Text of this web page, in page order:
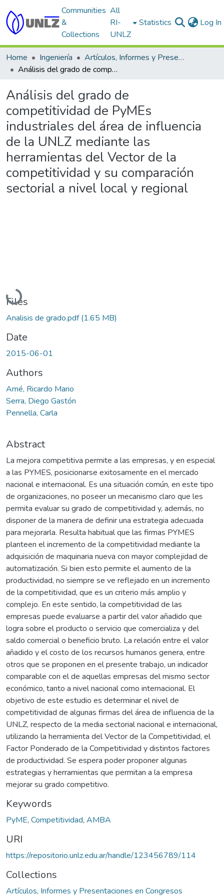
Communities
&
Collections
All
RI-
UNLZ
Statistics Log In
Home Ingeniería
Artículos, Informes y Presentaciones en Congresos
Análisis del grado de competitividad de PyMEs industriales del área de influencia de la UNLZ mediante las herramientas del Vector de la competitividad y su comparación sectorial a nivel local y regional
Análisis del grado de
competitividad de PyMEs
industriales del área de influencia
de la UNLZ mediante las
herramientas del Vector de la
competitividad y su comparación
sectorial a nivel local y regional
Loading...
Files
Analisis de grado.pdf(1.65 MB)
Date
2015-06-01
Authors
Amé, Ricardo Mario
Serra, Diego Gastón
Pennella, Carla
Abstract
La mejora competitiva permite a las empresas, y en especial
a las PYMES, posicionarse exitosamente en el mercado
nacional e internacional. Es una situación común, en este tipo
de organizaciones, no poseer un mecanismo claro que les
permita evaluar su grado de competitividad y, además, no
disponer de la manera de definir una estrategia adecuada
para mejorarla. Resulta habitual que las firmas PYMES
planteen el incremento de la competitividad mediante la
adquisición de maquinaria nueva con mayor complejidad de
automatización. Si bien esto permite el aumento de la
productividad, no siempre se ve reflejado en un incremento
de la competitividad, que es un criterio más amplio y
complejo. En este sentido, la competitividad de las
empresas puede evaluarse a partir del valor añadido que
logra sobre el producto o servicio que comercializa y del
saldo comercial o beneficio bruto. La relación entre el valor
añadido y el costo de los recursos humanos genera, entre
otros que se proponen en el presente trabajo, un indicador
comparable con el de aquellas empresas del mismo sector
económico, tanto a nivel nacional como internacional. El
objetivo de este estudio es determinar el nivel de
competitividad de algunas firmas del área de influencia de la
UNLZ, respecto de la media sectorial nacional e internacional,
utilizando la herramienta del Vector de la Competitividad, el
Factor Ponderado de la Competitividad y distintos factores
de productividad. Se espera poder proponer algunas
estrategias y herramientas que permitan a la empresa
mejorar su grado competitivo.
Keywords
PyME, Competitividad, AMBA
URI
https://repositorio.unlz.edu.ar/handle/123456789/114
Collections
Artículos, Informes y Presentaciones en Congresos